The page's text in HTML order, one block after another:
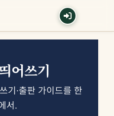
어쓰기
기·출판 가이드를 한
서.